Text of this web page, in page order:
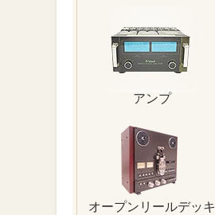
アンプ
オープンリールデッキ